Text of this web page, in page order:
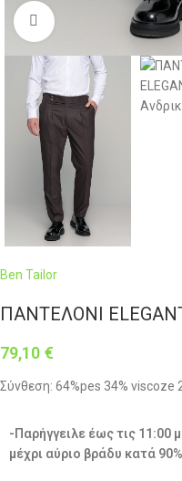
Click to enlarge
Ben Tailor
ΠΑΝΤΕΛΟΝΙ
79,10 €
Σύνθεση: 64%pes 34% viscoze
-Παρήγγειλε έως τις 11:00
μέχρι αύριο βράδυ κατά